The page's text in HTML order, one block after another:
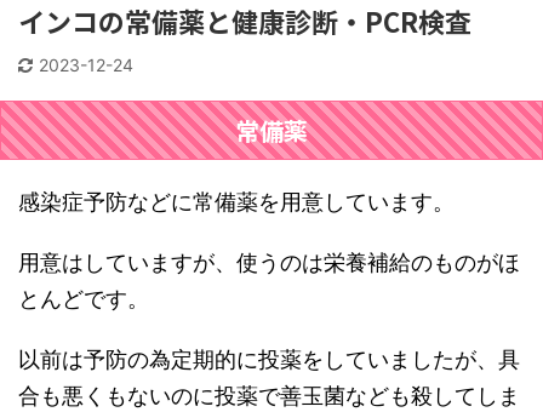
インコの常備薬と健康診断・PCR検査
2023-12-24
常備薬
感染症予防などに常備薬を用意しています。
用意はしていますが、使うのは栄養補給のものがほ
とんどです。
以前は予防の為定期的に投薬をしていましたが、具
合も悪くもないのに投薬で善玉菌なども殺してしま